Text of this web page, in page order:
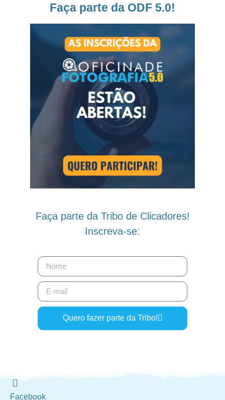
Faça parte da ODF 5.0!
Faça parte da Tribo de Clicadores!
Inscreva-se:
Quero fazer parte da Tribo!
Facebook